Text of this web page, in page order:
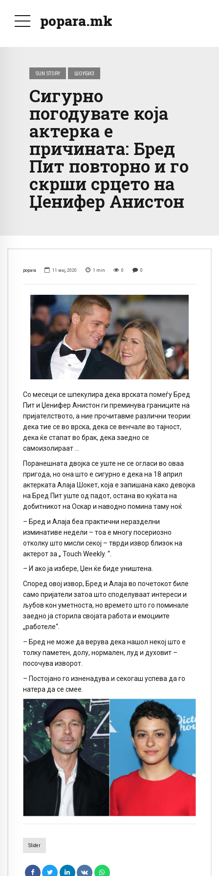
popara.mk
SUN STORY ШОУБИЗ
Сигурно
погодувате која
актерка е
причината: Бред
Пит повторно и го
скрши срцето на
Џенифер Анистон
popara 11 мај, 2020 1 min 0 0
Со месеци се шпекулира дека врската помеѓу Бред
Пит и Џенифер Анистон ги преминува границите на
пријателството, а ние прочитавме различни теории:
дека тие се во врска, дека се венчале во тајност,
дека ќе стапат во брак, дека заедно се
самоизолираат …
Поранешната двојка се уште не се огласи во оваа
пригода, но она што е сигурно е дека на 18 април
актерката Алаја Шокет, која е запишана како девојка
на Бред Пит уште од падот, остана во куќата на
добитникот на Оскар и наводно помина таму ноќ
– Бред и Алаја беа практични неразделни
изминативе недели – тоа е многу посериозно
отколку што мисли секој – тврди извор близок на
актерот за „ Touch Weekly. “.
– И ако ја избере, Џен ќе биде уништена.
Според овој извор, Бред и Алаја во почетокот биле
само пријатели затоа што споделуваат интереси и
љубов кон уметноста, но времето што го поминале
заедно ја сторила својата работа и емоциите
„работеле“.
– Бред не може да верува дека нашол некој што е
толку паметен, долу, нормален, луд и духовит –
посочува изворот.
– Постојано го изненадува и секогаш успева да го
натера да се смее.
Slider